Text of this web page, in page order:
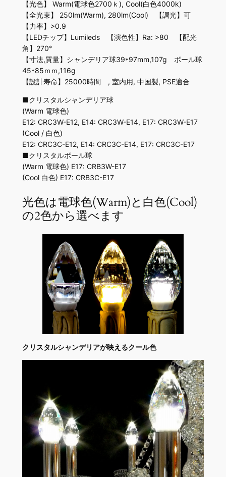
【光色】 Warm(電球色2700ｋ), Cool(白色4000k)
【全光束】 250lm(Warm), 280lm(Cool) 【調光】可
【力率】>0.9
【LEDチップ】Lumileds 【演色性】Ra: >80 【配光
角】270°
【寸法,質量】シャンデリア球39*97mm,107g ボール球
45*85ｍｍ,116g
【設計寿命】25000時間 , 室内用, 中国製, PSE適合
■クリスタルシャンデリア球
(Warm 電球色)
E12: CRC3W-E12, E14: CRC3W-E14, E17: CRC3W-E17
(Cool / 白色)
E12: CRC3C-E12, E14: CRC3C-E14, E17: CRC3C-E17
■クリスタルボール球
(Warm 電球色) E17: CRB3W-E17
(Cool 白色) E17: CRB3C-E17
光色は電球色(Warm)と白色(Cool)
の2色から選べます
クリスタルシャンデリアが映えるクール色